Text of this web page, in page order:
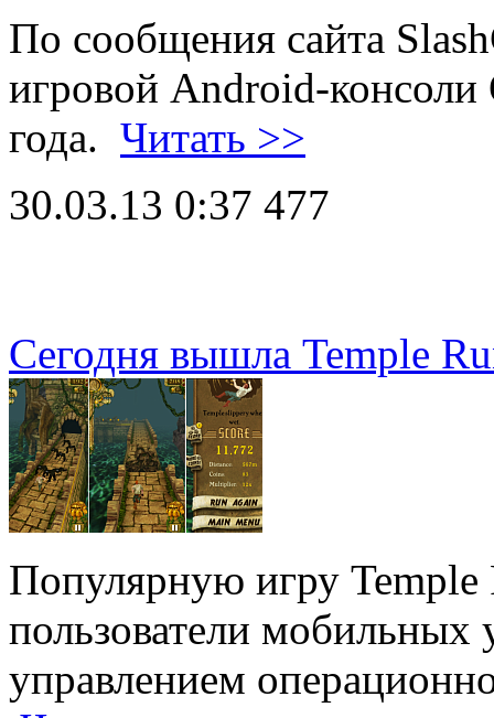
По сообщения сайта
игровой Android-
года. Читать >>
30.03.13 0:37 477
Сегодня вышла Temple
Популярную игру Temple
пользователи
управлением